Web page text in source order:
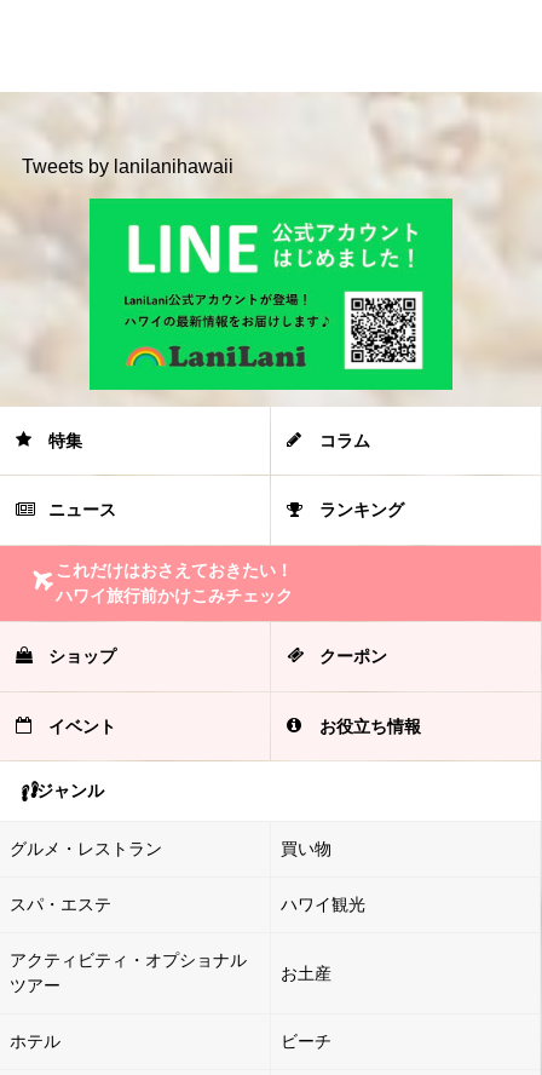
Tweets by lanilanihawaii
特集 コラム
ニュース ランキング
これだけはおさえておきたい！
ハワイ旅行前かけこみチェック
ショップ クーポン
イベント お役立ち情報
ジャンル
グルメ・レストラン 買い物
スパ・エステ ハワイ観光
アクティビティ・オプショナル
ツアー
お土産
ホテル ビーチ